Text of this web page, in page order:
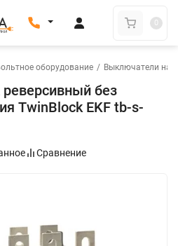
0
оборудование / Выключатели
без
TwinBlock EKF tb-s-
Сравнение